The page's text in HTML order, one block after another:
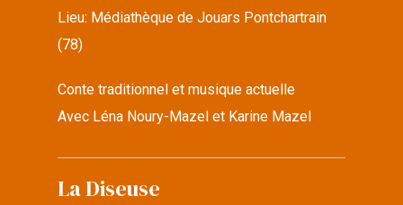
Lieu: Médiathèque de Jouars Pontchartrain
(78)
Conte traditionnel et musique actuelle
Avec Léna Noury-Mazel et Karine Mazel
La Diseuse